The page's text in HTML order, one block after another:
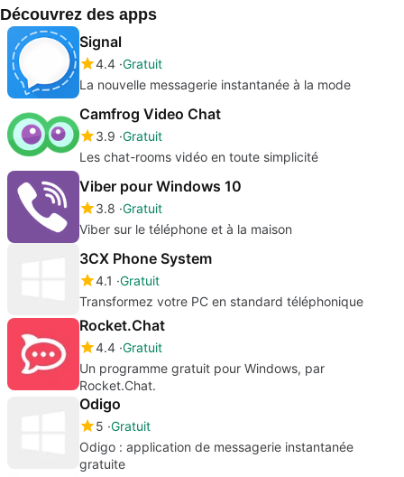
Découvrez des apps
Signal
4.4 Gratuit
La nouvelle messagerie instantanée à la mode
Camfrog Video Chat
3.9 Gratuit
Les chat-rooms vidéo en toute simplicité
Viber pour Windows 10
3.8 Gratuit
Viber sur le téléphone et à la maison
3CX Phone System
4.1 Gratuit
Transformez votre PC en standard téléphonique
Rocket.Chat
4.4 Gratuit
Un programme gratuit pour Windows, par
Rocket.Chat.
Odigo
5 Gratuit
Odigo : application de messagerie instantanée
gratuite